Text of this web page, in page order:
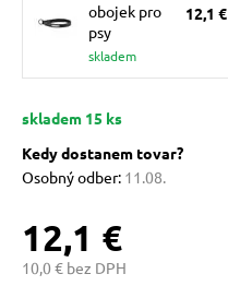
obojek pro
psy
skladem
12,1 €
skladem 15 ks
Kedy dostanem tovar?
Osobný odber: 11.08.
12,1 €
10,0 € bez DPH